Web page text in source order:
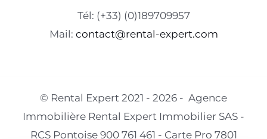
Tél: (+33) (0)189709957
Mail: contact@rental-expert.com
© Rental Expert 2021 - 2026 - Agence
Immobilière Rental Expert Immobilier SAS -
RCS Pontoise 900 761 461 - Carte Pro 7801